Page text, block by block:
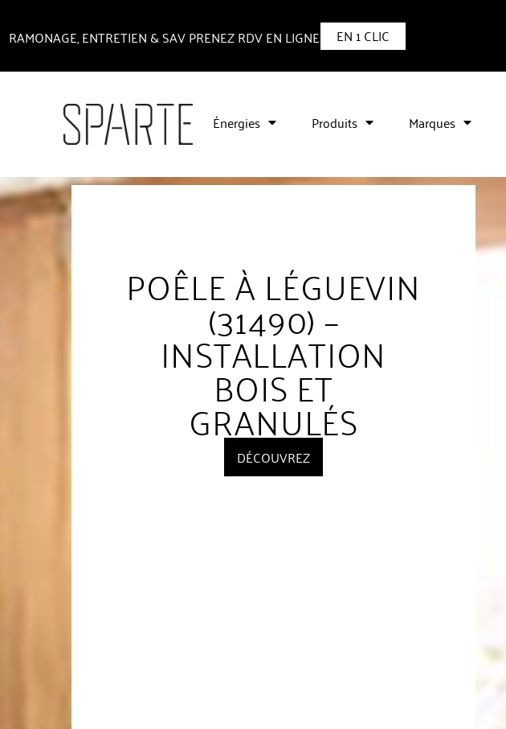
RAMONAGE, ENTRETIEN & SAV PRENEZ RDV EN LIGNE EN 1 CLIC
Énergies Produits Marques
POÊLE À LÉGUEVIN
(31490) –
INSTALLATION
BOIS ET
GRANULÉS
DÉCOUVREZ